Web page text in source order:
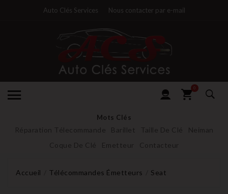
Auto Clés Services Nous contacter par e-mail
0
Mots Clés
Réparation Télecommande Barillet Taille De Clé
Neiman
Coque De Clé
Emetteur Contacteur
Accueil Télécommandes Émetteurs Seat